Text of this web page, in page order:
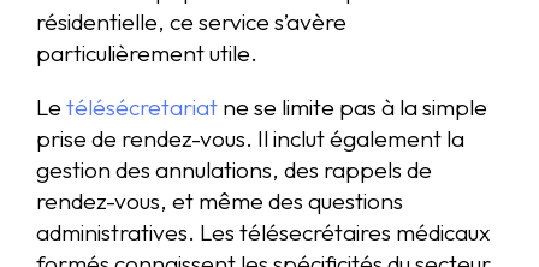
résidentielle, ce service s’avère
particulièrement utile.
Le télésécretariat ne se limite pas à la simple
prise de rendez-vous. Il inclut également la
gestion des annulations, des rappels de
rendez-vous, et même des questions
administratives. Les télésecrétaires médicaux